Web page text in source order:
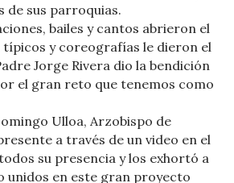
de sus parroquias.
bailes y cantos abrieron el
típicos y coreografías le dieron el
Jorge Rivera dio la bendición
el gran reto que tenemos como
Ulloa, Arzobispo de
a través de un video en el
su presencia y los exhortó a
unidos en este gran proyecto